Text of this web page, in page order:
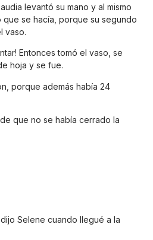
levantó su mano y al mismo
se hacía, porque su segundo
vaso.
Entonces tomó el vaso, se
hoja y se fue.
porque además había 24
que no se había cerrado la
Selene cuando llegué a la